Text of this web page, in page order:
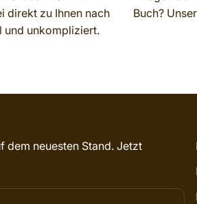
direkt zu Ihnen nach
und unkompliziert.
Buch?
dem neuesten Stand. Jetzt